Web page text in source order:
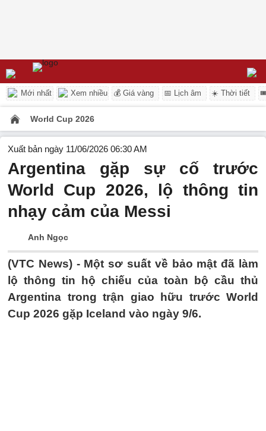
Mới nhất Xem nhiều 💰 Giá vàng 📅 Lịch âm ☀️ Thời tiết
World Cup 2026
Xuất bản ngày 11/06/2026 06:30 AM
Argentina gặp sự cố trước
World Cup 2026, lộ thông tin
nhạy cảm của Messi
Anh Ngọc
(VTC News) - Một sơ suất về bảo mật đã làm
lộ thông tin hộ chiếu của toàn bộ cầu thủ
Argentina trong trận giao hữu trước World
Cup 2026 gặp Iceland vào ngày 9/6.